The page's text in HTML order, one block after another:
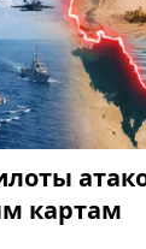
картам